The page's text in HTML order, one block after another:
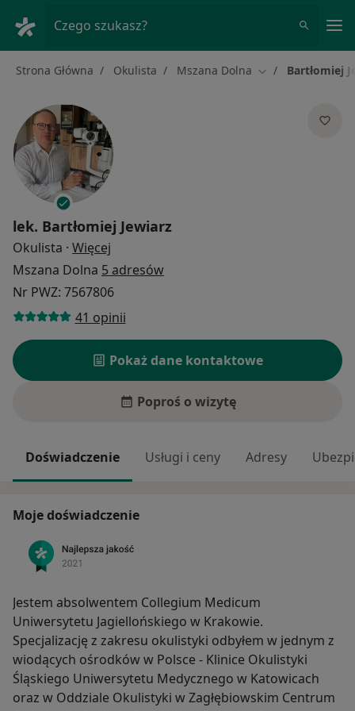
Czego szukasz?
Strona Główna Okulista Mszana Dolna Zmień miasto
Bartłomiej
lek. Bartłomiej Jewiarz
Okulista · Więcej
Mszana Dolna 5 adresów
Nr PWZ: 7567806
41 opinii
Pokaż dane kontaktowe
Poproś o wizytę
Doświadczenie Usługi i ceny Adresy
Moje doświadczenie
Jestem absolwentem Collegium Medicum
Uniwersytetu Jagiellońskiego w Krakowie.
Specjalizację z zakresu okulistyki odbyłem w jednym z
wiodących ośrodków w Polsce - Klinice Okulistyki
Śląskiego Uniwersytetu Medycznego w Katowicach
oraz w Oddziale Okulistyki w Zagłębiowskim Centrum